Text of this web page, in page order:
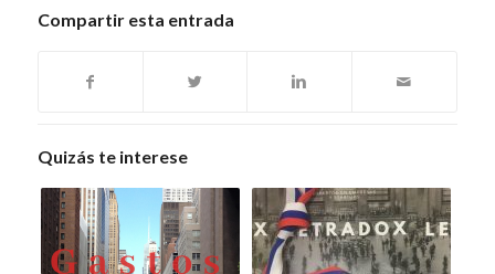
Compartir esta entrada
Quizás te interese